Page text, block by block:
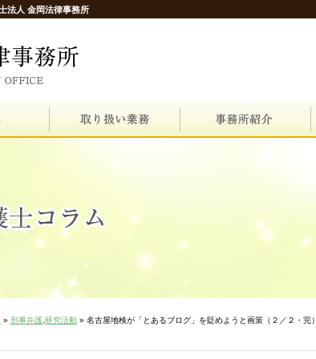
法人 金岡法律事務所
» 刑事弁護 研究活動 » 名古屋地検が「とあるブログ」を貶めようと画策（２／２・完）